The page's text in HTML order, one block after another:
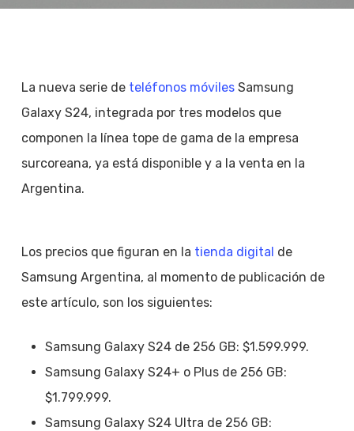
La nueva serie de teléfonos móvilesSamsung
Galaxy S24, integrada por tres modelos que
componen la línea tope de gama de la empresa
surcoreana, ya está disponible y a la venta en la
Argentina.
Los precios que figuran en la tienda digital de
Samsung Argentina, al momento de publicación de
este artículo, son los siguientes:
Samsung Galaxy S24 de 256 GB: $1.599.999.
Samsung Galaxy S24+ o Plus de 256 GB:
$1.799.999.
Samsung Galaxy S24 Ultra de 256 GB: